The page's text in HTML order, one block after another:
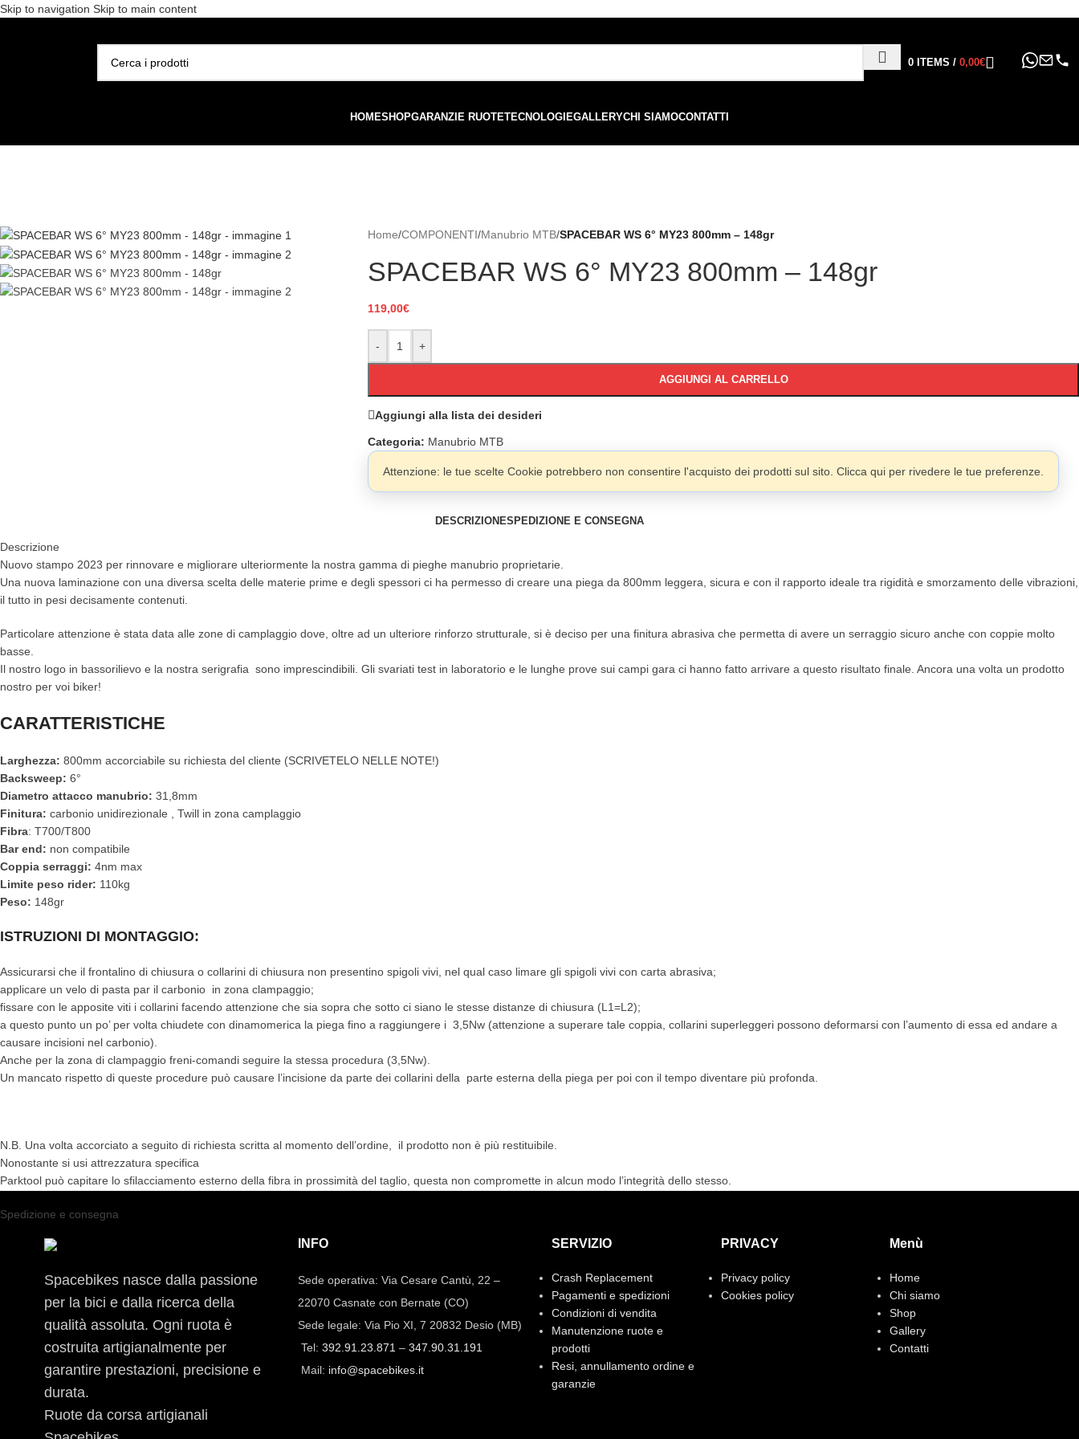
Skip to navigation Skip to main content
0 ITEMS / 0,00€
HOMESHOPGARANZIE RUOTETECNOLOGIEGALLERYCHI SIAMOCONTATTI
Home/COMPONENTI/Manubrio MTB/SPACEBAR WS 6° MY23 800mm – 148gr
SPACEBAR WS 6° MY23 800mm – 148gr
119,00€
- +
AGGIUNGI AL CARRELLO
Aggiungi alla lista dei desideri
Categoria: Manubrio MTB
Attenzione: le tue scelte Cookie potrebbero non consentire l'acquisto dei prodotti sul sito. Clicca qui per rivedere le tue preferenze.
DESCRIZIONESPEDIZIONE E CONSEGNA
Descrizione
Nuovo stampo 2023 per rinnovare e migliorare ulteriormente la nostra gamma di pieghe manubrio proprietarie.
Una nuova laminazione con una diversa scelta delle materie prime e degli spessori ci ha permesso di creare una piega da 800mm leggera, sicura e con il rapporto ideale tra rigidità e smorzamento delle vibrazioni,
il tutto in pesi decisamente contenuti.
Particolare attenzione è stata data alle zone di camplaggio dove, oltre ad un ulteriore rinforzo strutturale, si è deciso per una finitura abrasiva che permetta di avere un serraggio sicuro anche con coppie molto
basse.
Il nostro logo in bassorilievo e la nostra serigrafia sono imprescindibili. Gli svariati test in laboratorio e le lunghe prove sui campi gara ci hanno fatto arrivare a questo risultato finale. Ancora una volta un prodotto
nostro per voi biker!
CARATTERISTICHE
Larghezza: 800mm accorciabile su richiesta del cliente (SCRIVETELO NELLE NOTE!)
Backsweep: 6°
Diametro attacco manubrio: 31,8mm
Finitura: carbonio unidirezionale , Twill in zona camplaggio
Fibra: T700/T800
Bar end: non compatibile
Coppia serraggi: 4nm max
Limite peso rider: 110kg
Peso: 148gr
ISTRUZIONI DI MONTAGGIO:
Assicurarsi che il frontalino di chiusura o collarini di chiusura non presentino spigoli vivi, nel qual caso limare gli spigoli vivi con carta abrasiva;
applicare un velo di pasta par il carbonio in zona clampaggio;
fissare con le apposite viti i collarini facendo attenzione che sia sopra che sotto ci siano le stesse distanze di chiusura (L1=L2);
a questo punto un po’ per volta chiudete con dinamomerica la piega fino a raggiungere i 3,5Nw (attenzione a superare tale coppia, collarini superleggeri possono deformarsi con l’aumento di essa ed andare a
causare incisioni nel carbonio).
Anche per la zona di clampaggio freni-comandi seguire la stessa procedura (3,5Nw).
Un mancato rispetto di queste procedure può causare l’incisione da parte dei collarini della parte esterna della piega per poi con il tempo diventare più profonda.
N.B. Una volta accorciato a seguito di richiesta scritta al momento dell’ordine, il prodotto non è più restituibile.
Nonostante si usi attrezzatura specifica
Parktool può capitare lo sfilacciamento esterno della fibra in prossimità del taglio, questa non compromette in alcun modo l’integrità dello stesso.
Spedizione e consegna
Spacebikes nasce dalla passione
per la bici e dalla ricerca della
qualità assoluta. Ogni ruota è
costruita artigianalmente per
garantire prestazioni, precisione e
durata.
Ruote da corsa artigianali
INFO
Sede operativa: Via Cesare Cantù, 22 –
22070 Casnate con Bernate (CO)
Sede legale: Via Pio XI, 7 20832 Desio (MB)
Tel: 392.91.23.871 – 347.90.31.191
Mail: info@spacebikes.it
SERVIZIO
Crash Replacement
Pagamenti e spedizioni
Condizioni di vendita
Manutenzione ruote e
prodotti
Resi, annullamento ordine e
garanzie
PRIVACY
Privacy policy
Cookies policy
Menù
Home
Chi siamo
Shop
Gallery
Contatti